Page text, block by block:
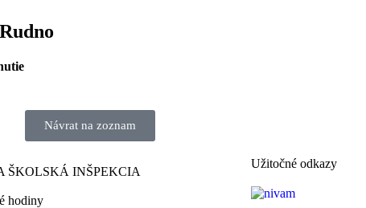
Návrat na zoznam
ŠKOLSKÁ INŠPEKCIA
hodiny​
Užitočné odkazy